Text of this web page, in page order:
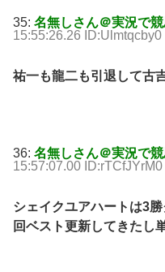
35: 名無しさん＠実況で
15:55:26.26 ID:Ulmtqcby0
祐一も龍二も引退して古
36: 名無しさん＠実況で
15:57:07.00 ID:rTCfJYrM0
シェイクユアハートは3
回ベスト更新してきたし